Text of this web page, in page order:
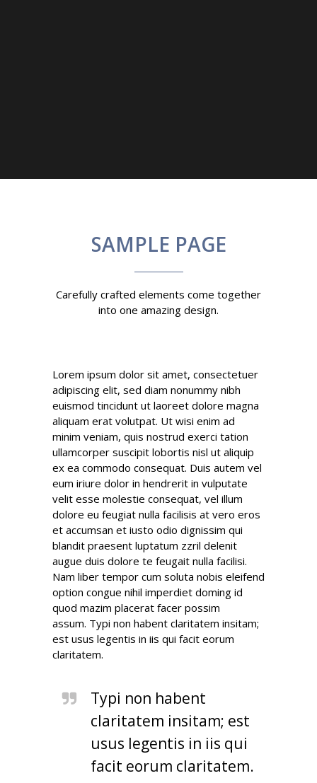
SAMPLE PAGE
Carefully crafted elements come together
into one amazing design.
Lorem ipsum dolor sit amet, consectetuer
adipiscing elit, sed diam nonummy nibh
euismod tincidunt ut laoreet dolore magna
aliquam erat volutpat. Ut wisi enim ad
minim veniam, quis nostrud exerci tation
ullamcorper suscipit lobortis nisl ut aliquip
ex ea commodo consequat. Duis autem vel
eum iriure dolor in hendrerit in vulputate
velit esse molestie consequat, vel illum
dolore eu feugiat nulla facilisis at vero eros
et accumsan et iusto odio dignissim qui
blandit praesent luptatum zzril delenit
augue duis dolore te feugait nulla facilisi.
Nam liber tempor cum soluta nobis eleifend
option congue nihil imperdiet doming id
quod mazim placerat facer possim
assum. Typi non habent claritatem insitam;
est usus legentis in iis qui facit eorum
claritatem.
Typi non habent
claritatem insitam; est
usus legentis in iis qui
facit eorum claritatem.